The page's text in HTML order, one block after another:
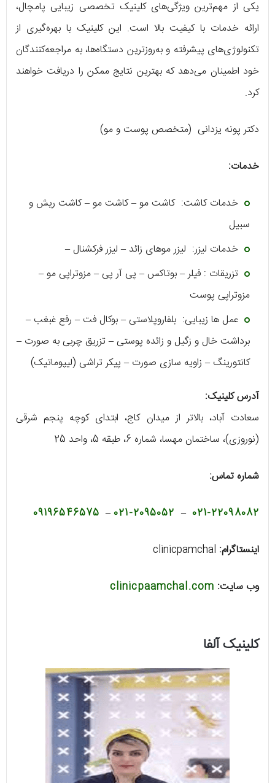
یکی از مهم‌ترین ویژگی‌های کلینیک تخصصی زیبایی پامچال،
ارائه خدمات با کیفیت بالا است. این کلینیک با بهره‌گیری از
تکنولوژی‌های پیشرفته و به‌روزترین دستگاه‌ها، به مراجعه‌کنندگان
خود اطمینان می‌دهد که بهترین نتایج ممکن را دریافت خواهند
کرد.
دکتر پونه یزدانی (متخصص پوست و مو)
خدمات:
خدمات کاشت: کاشت مو – کاشت مو – کاشت ریش و
سبیل
خدمات لیزر: لیزر موهای زائد – لیزر فرکشنال –
تزریقات : فیلر – بوتاکس – پی آر پی – مزوتراپی مو –
مزوتراپی پوست
عمل ها زیبایی: بلفاروپلاستی – بوکال فت – رفع غبغب –
برداشت خال و زگیل و زائده پوستی – تزریق چربی به صورت –
کانتورینگ – زاویه سازی صورت – پیکر تراشی (لیپوماتیک)
آدرس کلینیک:
سعادت‌ آباد، بالاتر از میدان کاج، ابتدای کوچه پنجم شرقی
(نوروزی)، ساختمان مهسا، شماره 6، طبقه 5، واحد 25
شماره تماس:
021-22098082
–
021-2095052
–
09196546575
اینستاگرام:
وب سایت: clinicpaamchal.com
کلینیک آلفا